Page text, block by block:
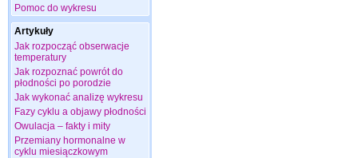
Pomoc do wykresu
Artykuły
Jak rozpocząć obserwacje
temperatury
Jak rozpoznać powrót do
płodności po porodzie
Jak wykonać analizę wykresu
Fazy cyklu a objawy płodności
Owulacja – fakty i mity
Przemiany hormonalne w
cyklu miesiączkowym